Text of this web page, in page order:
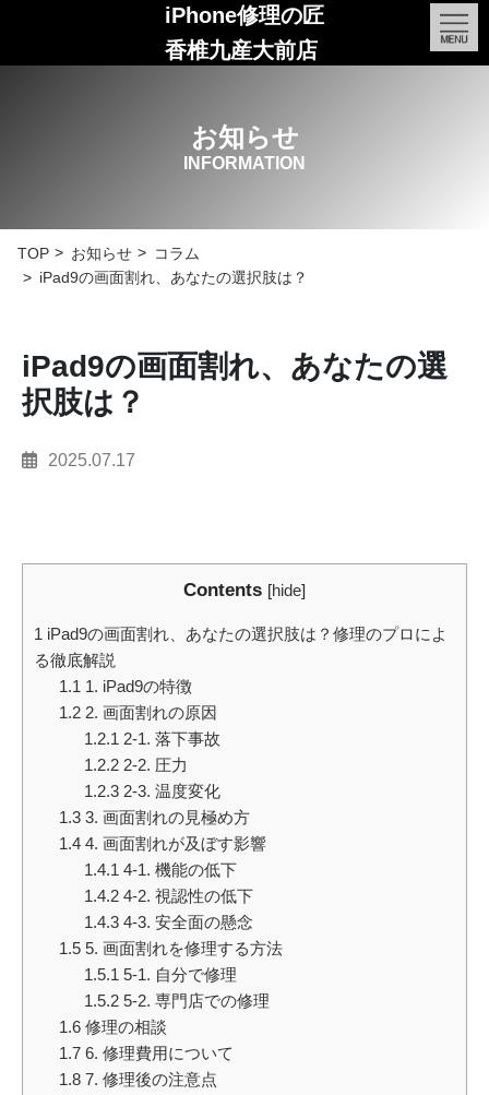
iPhone修理の匠
香椎九産大前店
お知らせ
INFORMATION
TOP お知らせ
コラム
iPad9の画面割れ、あなたの選択肢は？
iPad9の画面割れ、あなたの選
択肢は？
2025.07.17
Contents [hide]
1 iPad9の画面割れ、あなたの選択肢は？修理のプロによ
る徹底解説
1.11. iPad9の特徴
1.22. 画面割れの原因
1.2.12-1. 落下事故
1.2.22-2. 圧力
1.2.32-3. 温度変化
1.33. 画面割れの見極め方
1.44. 画面割れが及ぼす影響
1.4.14-1. 機能の低下
1.4.24-2. 視認性の低下
1.4.34-3. 安全面の懸念
1.55. 画面割れを修理する方法
1.5.15-1. 自分で修理
1.5.25-2. 専門店での修理
1.6修理の相談
1.76. 修理費用について
1.87. 修理後の注意点